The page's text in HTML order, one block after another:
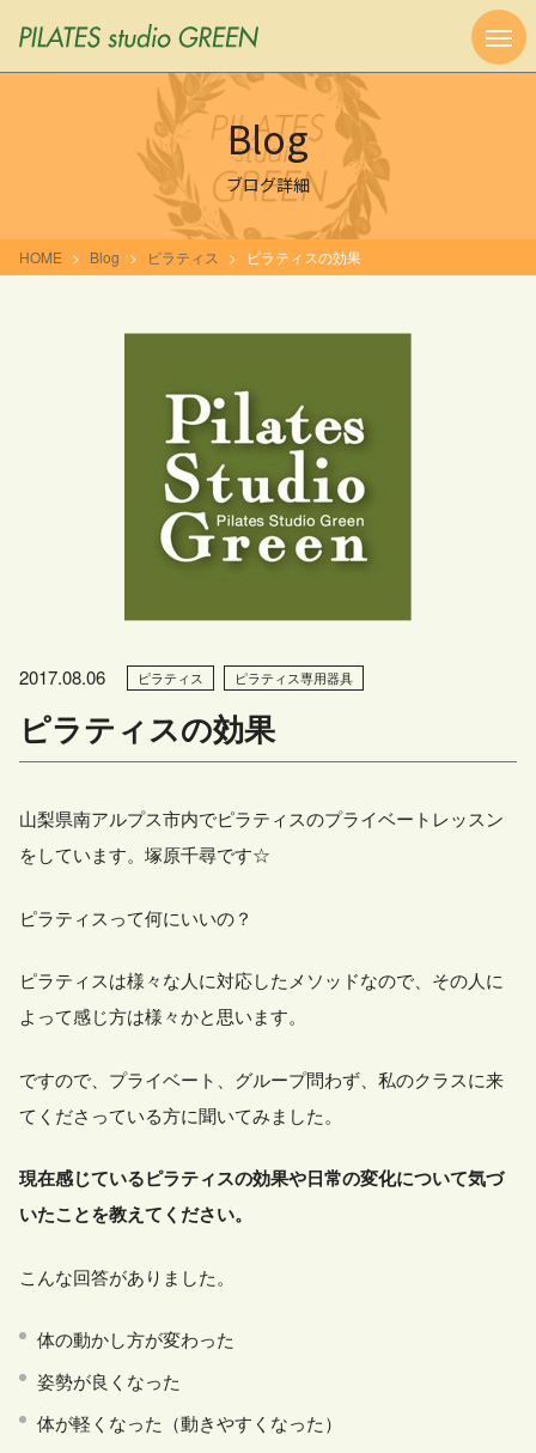
Blog
ブログ詳細
HOME Blog ピラティス ピラティスの効果
2017.08.06 ピラティス ピラティス専用器具
ピラティスの効果
山梨県南アルプス市内でピラティスのプライベートレッスン
をしています。塚原千尋です☆
ピラティスって何にいいの？
ピラティスは様々な人に対応したメソッドなので、その人に
よって感じ方は様々かと思います。
ですので、プライベート、グループ問わず、私のクラスに来
てくださっている方に聞いてみました。
現在感じているピラティスの効果や日常の変化について気づ
いたことを教えてください。
こんな回答がありました。
体の動かし方が変わった
姿勢が良くなった
体が軽くなった（動きやすくなった）